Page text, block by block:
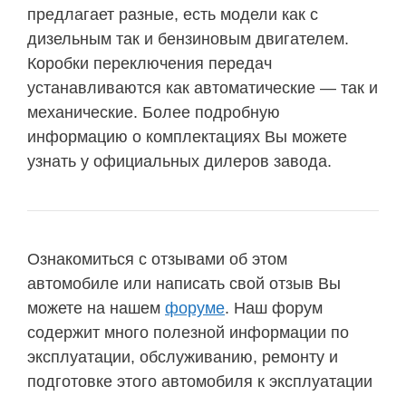
предлагает разные, есть модели как с
дизельным так и бензиновым двигателем.
Коробки переключения передач
устанавливаются как автоматические — так и
механические. Более подробную
информацию о комплектациях Вы можете
узнать у официальных дилеров завода.
Ознакомиться с отзывами об этом
автомобиле или написать свой отзыв Вы
можете на нашем форуме. Наш форум
содержит много полезной информации по
эксплуатации, обслуживанию, ремонту и
подготовке этого автомобиля к эксплуатации